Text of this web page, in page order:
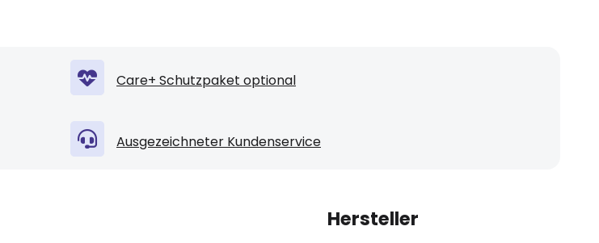
Care+ Schutzpaket optional
Ausgezeichneter Kundenservice
Hersteller